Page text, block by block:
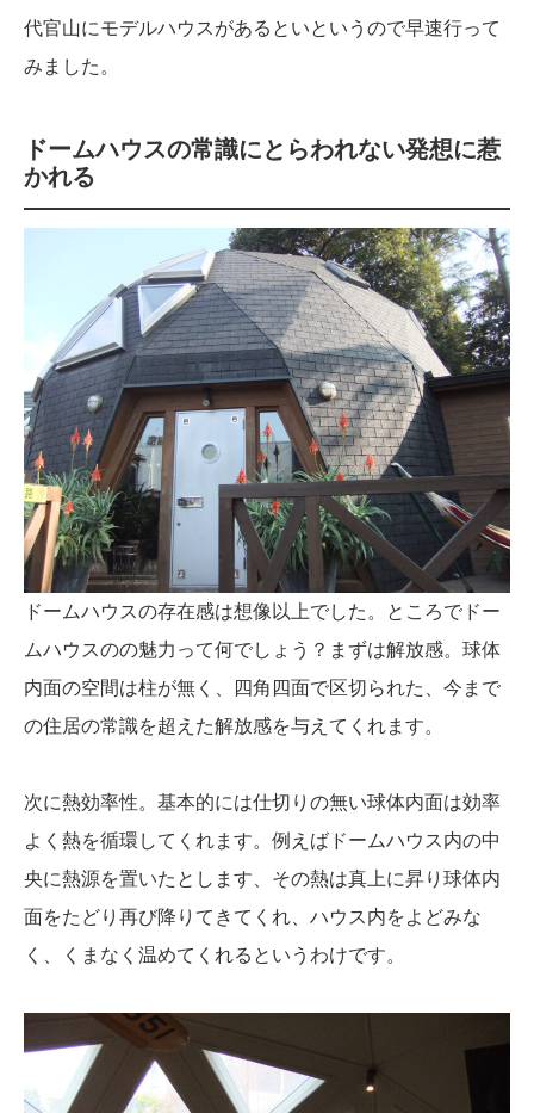
代官山にモデルハウスがあるといというので早速行って
みました。
ドームハウスの常識にとらわれない発想に惹
かれる
ドームハウスの存在感は想像以上でした。ところでドー
ムハウスのの魅力って何でしょう？まずは解放感。球体
内面の空間は柱が無く、四角四面で区切られた、今まで
の住居の常識を超えた解放感を与えてくれます。
次に熱効率性。基本的には仕切りの無い球体内面は効率
よく熱を循環してくれます。例えばドームハウス内の中
央に熱源を置いたとします、その熱は真上に昇り球体内
面をたどり再び降りてきてくれ、ハウス内をよどみな
く、くまなく温めてくれるというわけです。